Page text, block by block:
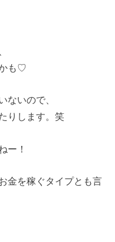
も♡
ないので、
りします。笑
ー！
金を稼ぐタイプとも言